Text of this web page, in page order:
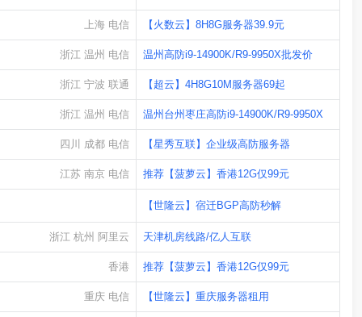
上海 电信 【火数云】8H8G服务器39.9元
浙江 温州 电信 温州高防i9-14900K/R9-9950X批发价
浙江 宁波 联通 【超云】4H8G10M服务器69起
浙江 温州 电信 温州台州枣庄高防i9-14900K/R9-9950X
四川 成都 电信 【星秀互联】企业级高防服务器
江苏 南京 电信 推荐【菠萝云】香港12G仅99元
【世隆云】宿迁BGP高防秒解
浙江 杭州 阿里云 天津机房线路/亿人互联
香港 推荐【菠萝云】香港12G仅99元
重庆 电信 【世隆云】重庆服务器租用